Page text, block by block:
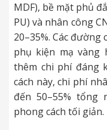
MDF), bề mặt phủ
PU) và nhân công
20–35%. Các
phụ kiện mạ vàng
thêm chi phí đáng
cách này, chi phí
đến 50–55% tổng
phong cách tối giản.